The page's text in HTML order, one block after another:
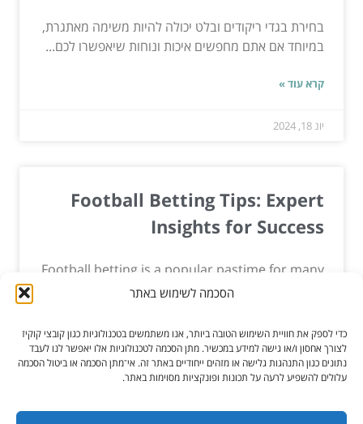
הסכמה לשימוש באתר
כדי לספק את חוויית השימוש הטובה ביותר, אנו משתמשים בטכנולוגיות כגון קובצי קוקיז
לצורך אחסון ו/או גישה למידע במכשיר. מתן הסכמה לטכנולוגיות אלו יאפשר לנו לעבד
נתונים כגון התנהגות גלישה או מזהים ייחודיים באתר זה. אי־מתן הסכמה או ביטול הסכמה
עלולים להשפיע לרעה על תכונות ופונקציות מסוימות באתר.
בחירת בגדי ריקודים ובלט יכולה להיות משימה מאתגרת,
במיוחד אם אתם מחפשים איכות ונוחות שיאפשרו לכם...
קרא עוד »
יונ 18, 2024
Football Betting Tips: Expert
Insights for Success
Football betting is a popular pastime for many
fans of the beautiful game. With so many
from, it can be overwhelming to decide where
to...
קרא עוד »